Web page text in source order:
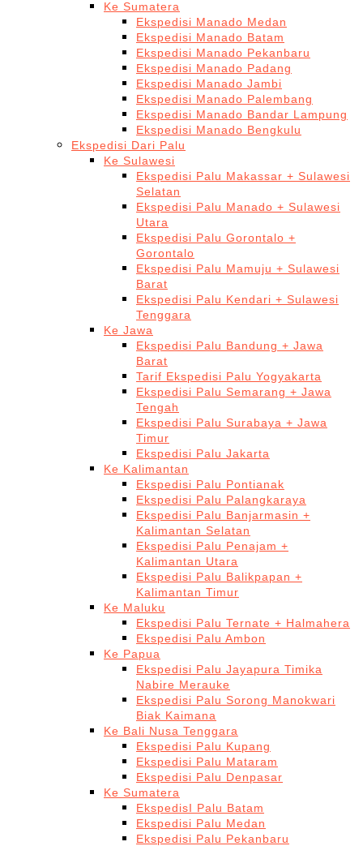
Ke Sumatera
Ekspedisi Manado Medan
Ekspedisi Manado Batam
Ekspedisi Manado Pekanbaru
Ekspedisi Manado Padang
Ekspedisi Manado Jambi
Ekspedisi Manado Palembang
Ekspedisi Manado Bandar Lampung
Ekspedisi Manado Bengkulu
Ekspedisi Dari Palu
Ke Sulawesi
Ekspedisi Palu Makassar + Sulawesi
Selatan
Ekspedisi Palu Manado + Sulawesi
Utara
Ekspedisi Palu Gorontalo +
Gorontalo
Ekspedisi Palu Mamuju + Sulawesi
Barat
Ekspedisi Palu Kendari + Sulawesi
Tenggara
Ke Jawa
Ekspedisi Palu Bandung + Jawa
Barat
Tarif Ekspedisi Palu Yogyakarta
Ekspedisi Palu Semarang + Jawa
Tengah
Ekspedisi Palu Surabaya + Jawa
Timur
Ekspedisi Palu Jakarta
Ke Kalimantan
Ekspedisi Palu Pontianak
Ekspedisi Palu Palangkaraya
Ekspedisi Palu Banjarmasin +
Kalimantan Selatan
Ekspedisi Palu Penajam +
Kalimantan Utara
Ekspedisi Palu Balikpapan +
Kalimantan Timur
Ke Maluku
Ekspedisi Palu Ternate + Halmahera
Ekspedisi Palu Ambon
Ke Papua
Ekspedisi Palu Jayapura Timika
Nabire Merauke
Ekspedisi Palu Sorong Manokwari
Biak Kaimana
Ke Bali Nusa Tenggara
Ekspedisi Palu Kupang
Ekspedisi Palu Mataram
Ekspedisi Palu Denpasar
Ke Sumatera
EkspedisI Palu Batam
Ekspedisi Palu Medan
Ekspedisi Palu Pekanbaru